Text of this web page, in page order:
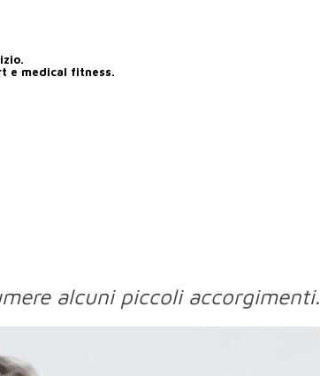
e medical fitness.
alcuni piccoli accorgimenti.